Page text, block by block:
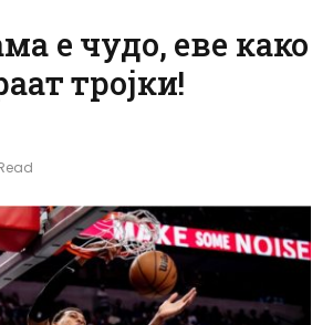
е чудо, еве како
тројки!